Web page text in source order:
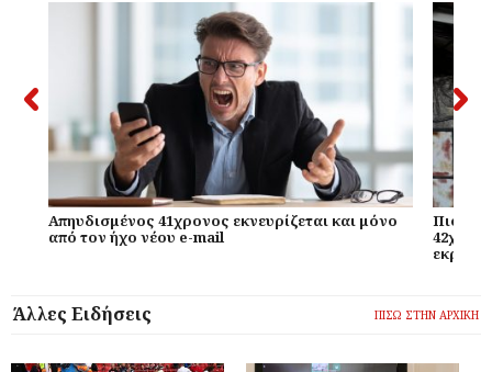
Απηυδισμένος 41χρονος εκνευρίζεται και μόνο
από τον ήχο νέου e-mail
Πιο
Άλλες Ειδήσεις ΠΙΣΩ ΣΤΗΝ ΑΡΧΙΚΗ